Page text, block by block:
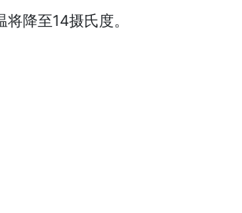
降至14摄氏度。